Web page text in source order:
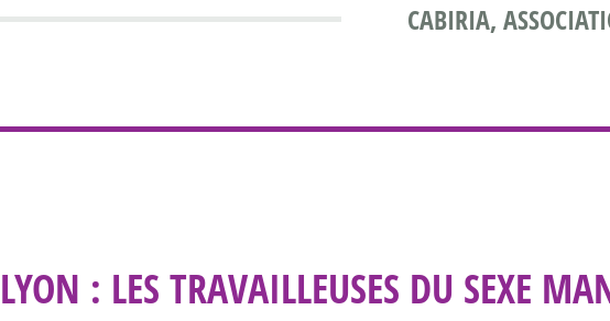
CABIRIA,
LYON : LES TRAVAILLEUSES DU SEXE